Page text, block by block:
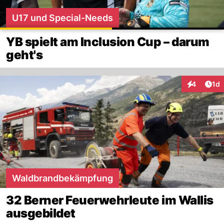
U17 und Special-Needs
YB spielt am Inclusion Cup – darum
geht's
4 1d
Waldbrandbekämpfung
32 Berner Feuerwehrleute im Wallis
ausgebildet